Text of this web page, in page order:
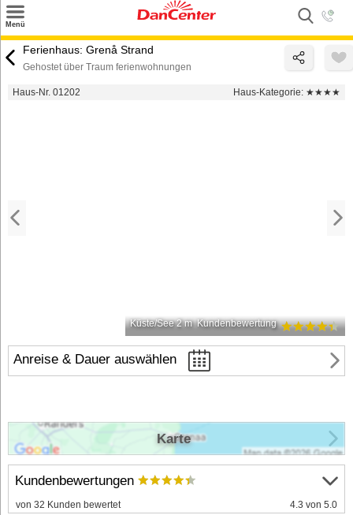
Menü
Suchen
Ferienhaus: Grenå Strand
Gehostet über Traum ferienwohnungen
Haus-Nr. 01202 Haus-Kategorie: ★★★★
Küste/See 2 m Kundenbewertung
Anreise & Dauer auswählen
Kundenbewertungen
von 32 Kunden bewertet 4.3 von 5.0
Karte